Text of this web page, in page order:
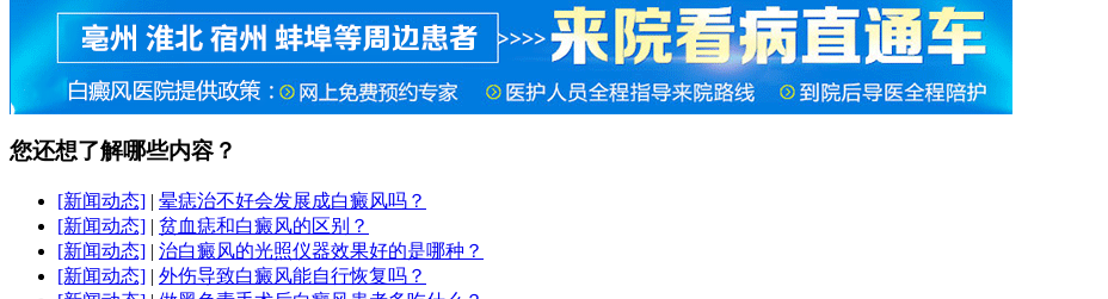
您还想了解哪些内容？
[新闻动态] | 晕痣治不好会发展成白癜风吗？
[新闻动态] | 贫血痣和白癜风的区别？
[新闻动态] | 治白癜风的光照仪器效果好的是哪种？
[新闻动态] | 外伤导致白癜风能自行恢复吗？